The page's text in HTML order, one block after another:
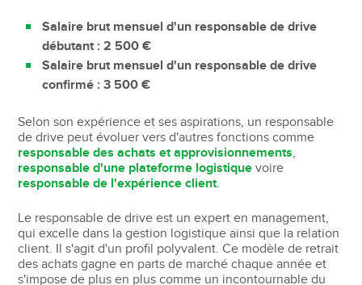
Salaire brut mensuel d'un responsable de drive
débutant : 2 500 €
Salaire brut mensuel d'un responsable de drive
confirmé : 3 500 €
Selon son expérience et ses aspirations, un responsable
de drive peut évoluer vers d'autres fonctions comme
responsable des achats et approvisionnements,
responsable d'une plateforme logistique voire
responsable de l'expérience client.
Le responsable de drive est un expert en management,
qui excelle dans la gestion logistique ainsi que la relation
client. Il s'agit d'un profil polyvalent. Ce modèle de retrait
des achats gagne en parts de marché chaque année et
s'impose de plus en plus comme un incontournable du